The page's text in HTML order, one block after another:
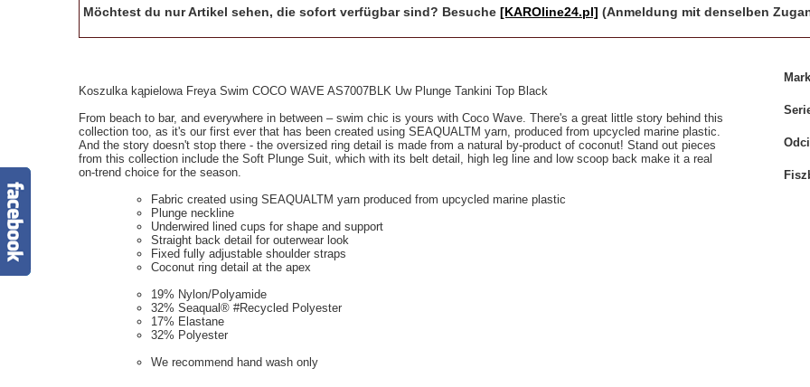
Möchtest du nur Artikel sehen, die sofort verfügbar sind? Besuche [KAROline24.pl] (Anmeldung mit denselben
Koszulka kąpielowa Freya Swim COCO WAVE AS7007BLK Uw Plunge Tankini Top Black
From beach to bar, and everywhere in between – swim chic is yours with Coco Wave. There's a great little story behind this
collection too, as it's our first ever that has been created using SEAQUALTM yarn, produced from upcycled marine plastic.
And the story doesn't stop there - the oversized ring detail is made from a natural by-product of coconut! Stand out pieces
from this collection include the Soft Plunge Suit, which with its belt detail, high leg line and low scoop back make it a real
on-trend choice for the season.
Fabric created using SEAQUALTM yarn produced from upcycled marine plastic
Plunge neckline
Underwired lined cups for shape and support
Straight back detail for outerwear look
Fixed fully adjustable shoulder straps
Coconut ring detail at the apex
19% Nylon/Polyamide
32% Seaqual® #Recycled Polyester
17% Elastane
32% Polyester
We recommend hand wash only